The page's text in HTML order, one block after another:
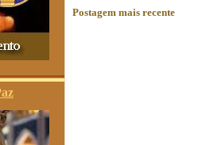
Postagem mais recente